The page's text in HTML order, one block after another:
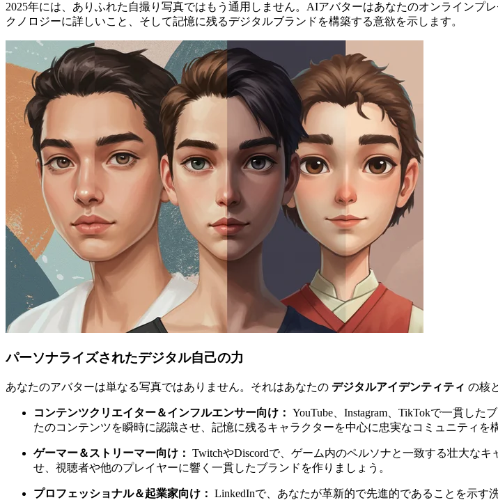
2025年には、ありふれた自撮り写真ではもう通用しません。AIアバターはあなたのオンライン
クノロジーに詳しいこと、そして記憶に残るデジタルブランドを構築する意欲を示します。
パーソナライズされたデジタル自己の力
あなたのアバターは単なる写真ではありません。それはあなたの デジタルアイデンティティ の核
コンテンツクリエイター＆インフルエンサー向け： YouTube、Instagram、TikTokで一貫し
たのコンテンツを瞬時に認識させ、記憶に残るキャラクターを中心に忠実なコミュニティを
ゲーマー＆ストリーマー向け： TwitchやDiscordで、ゲーム内のペルソナと一致する壮大な
せ、視聴者や他のプレイヤーに響く一貫したブランドを作りましょう。
プロフェッショナル＆起業家向け： LinkedInで、あなたが革新的で先進的であることを示